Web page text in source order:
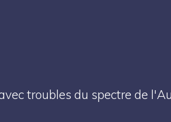
troubles du spectre de